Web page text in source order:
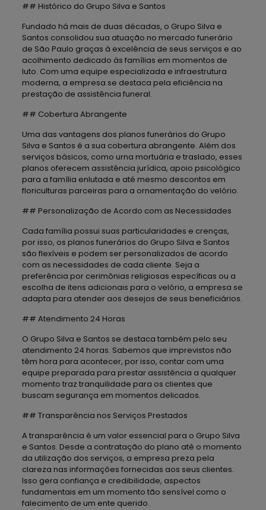
## Histórico do Grupo Silva e Santos
Fundado há mais de duas décadas, o Grupo Silva e
Santos consolidou sua atuação no mercado funerário
de São Paulo graças à excelência de seus serviços e ao
acolhimento dedicado às famílias em momentos de
luto. Com uma equipe especializada e infraestrutura
moderna, a empresa se destaca pela eficiência na
prestação de assistência funeral.
## Cobertura Abrangente
Uma das vantagens dos planos funerários do Grupo
Silva e Santos é a sua cobertura abrangente. Além dos
serviços básicos, como urna mortuária e traslado, esses
planos oferecem assistência jurídica, apoio psicológico
para a família enlutada e até mesmo descontos em
floriculturas parceiras para a ornamentação do velório.
## Personalização de Acordo com as Necessidades
Cada família possui suas particularidades e crenças,
por isso, os planos funerários do Grupo Silva e Santos
são flexíveis e podem ser personalizados de acordo
com as necessidades de cada cliente. Seja a
preferência por cerimônias religiosas específicas ou a
escolha de itens adicionais para o velório, a empresa se
adapta para atender aos desejos de seus beneficiários.
## Atendimento 24 Horas
O Grupo Silva e Santos se destaca também pelo seu
atendimento 24 horas. Sabemos que imprevistos não
têm hora para acontecer, por isso, contar com uma
equipe preparada para prestar assistência a qualquer
momento traz tranquilidade para os clientes que
buscam segurança em momentos delicados.
## Transparência nos Serviços Prestados
A transparência é um valor essencial para o Grupo Silva
e Santos. Desde a contratação do plano até o momento
da utilização dos serviços, a empresa preza pela
clareza nas informações fornecidas aos seus clientes.
Isso gera confiança e credibilidade, aspectos
fundamentais em um momento tão sensível como o
falecimento de um ente querido.